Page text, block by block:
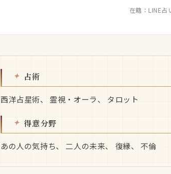
在籍：LINE占
占術
西洋占星術、 霊視・オーラ、 タロット
得意分野
あの人の気持ち、 二人の未来、 復縁、 不倫